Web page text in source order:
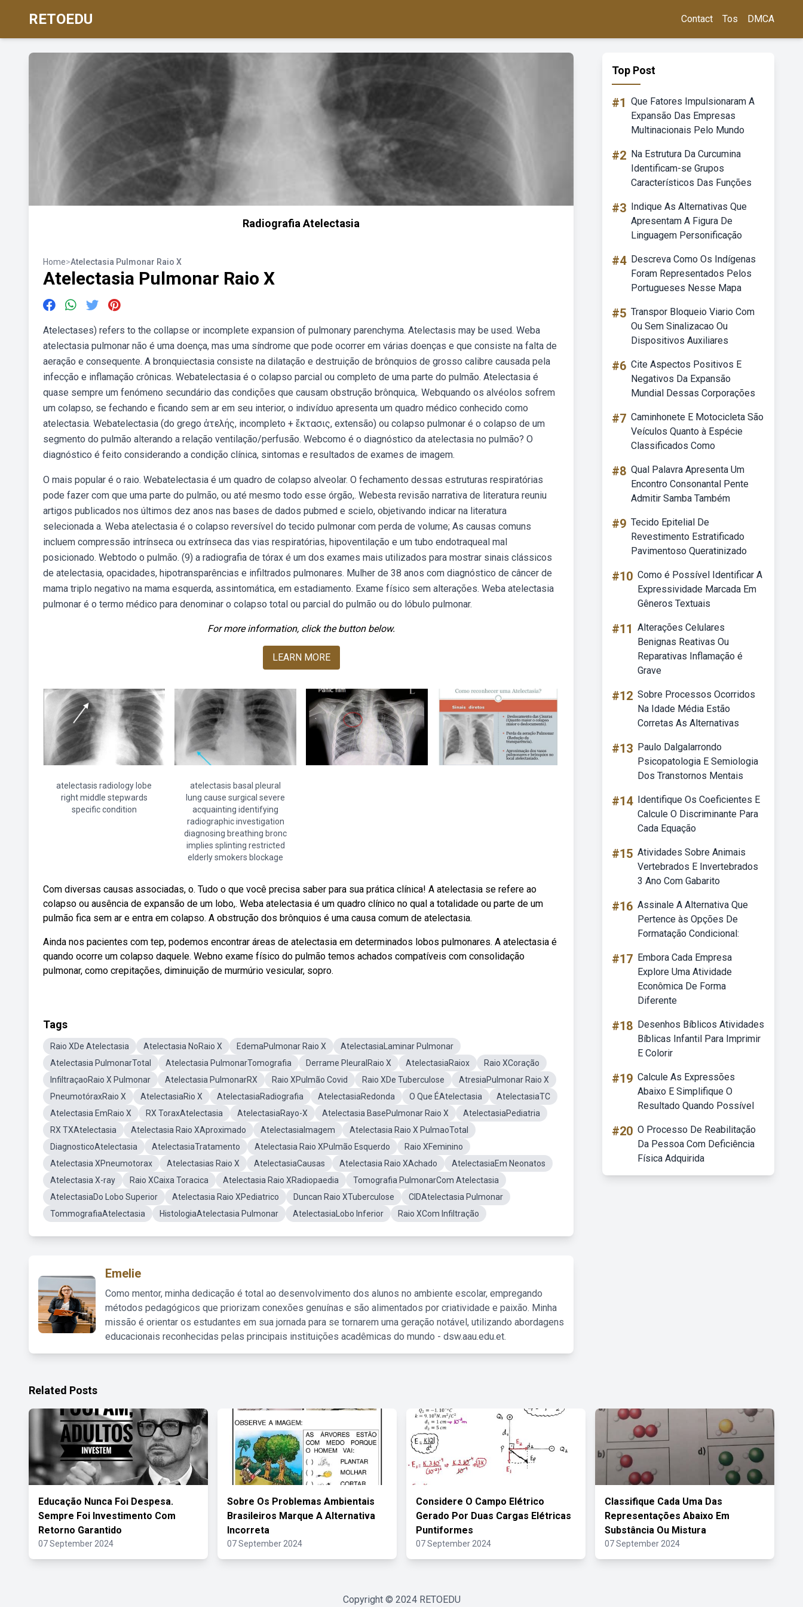
RETOEDU Contact Tos DMCA
Radiografia Atelectasia
Home>Atelectasia Pulmonar Raio X
Atelectasia Pulmonar Raio X
Atelectases) refers to the collapse or incomplete expansion of pulmonary parenchyma. Atelectasis may be used. Weba
atelectasia pulmonar não é uma doença, mas uma síndrome que pode ocorrer em várias doenças e que consiste na falta de
aeração e consequente. A bronquiectasia consiste na dilatação e destruição de brônquios de grosso calibre causada pela
infecção e inflamação crônicas. Webatelectasia é o colapso parcial ou completo de uma parte do pulmão. Atelectasia é
quase sempre um fenómeno secundário das condições que causam obstrução brônquica,. Webquando os alvéolos sofrem
um colapso, se fechando e ficando sem ar em seu interior, o indivíduo apresenta um quadro médico conhecido como
atelectasia. Webatelectasia (do grego ἀτελής, incompleto + ἔκτασις, extensão) ou colapso pulmonar é o colapso de um
segmento do pulmão alterando a relação ventilação/perfusão. Webcomo é o diagnóstico da atelectasia no pulmão? O
diagnóstico é feito considerando a condição clínica, sintomas e resultados de exames de imagem.
O mais popular é o raio. Webatelectasia é um quadro de colapso alveolar. O fechamento dessas estruturas respiratórias
pode fazer com que uma parte do pulmão, ou até mesmo todo esse órgão,. Webesta revisão narrativa de literatura reuniu
artigos publicados nos últimos dez anos nas bases de dados pubmed e scielo, objetivando indicar na literatura
selecionada a. Weba atelectasia é o colapso reversível do tecido pulmonar com perda de volume; As causas comuns
incluem compressão intrínseca ou extrínseca das vias respiratórias, hipoventilação e um tubo endotraqueal mal
posicionado. Webtodo o pulmão. (9) a radiografia de tórax é um dos exames mais utilizados para mostrar sinais clássicos
de atelectasia, opacidades, hipotransparências e infiltrados pulmonares. Mulher de 38 anos com diagnóstico de câncer de
mama triplo negativo na mama esquerda, assintomática, em estadiamento. Exame físico sem alterações. Weba atelectasia
pulmonar é o termo médico para denominar o colapso total ou parcial do pulmão ou do lóbulo pulmonar.
For more information, click the button below.
LEARN MORE
atelectasis radiology lobe
right middle stepwards
specific condition
atelectasis basal pleural
lung cause surgical severe
acquainting identifying
radiographic investigation
diagnosing breathing bronc
implies splinting restricted
elderly smokers blockage
Com diversas causas associadas, o. Tudo o que você precisa saber para sua prática clínica! A atelectasia se refere ao
colapso ou ausência de expansão de um lobo,. Weba atelectasia é um quadro clínico no qual a totalidade ou parte de um
pulmão fica sem ar e entra em colapso. A obstrução dos brônquios é uma causa comum de atelectasia.
Ainda nos pacientes com tep, podemos encontrar áreas de atelectasia em determinados lobos pulmonares. A atelectasia é
quando ocorre um colapso daquele. Webno exame físico do pulmão temos achados compatíveis com consolidação
pulmonar, como crepitações, diminuição de murmúrio vesicular, sopro.
Tags
Raio XDe Atelectasia Atelectasia NoRaio X EdemaPulmonar Raio X
AtelectasiaLaminar Pulmonar
Atelectasia PulmonarTotal
Atelectasia PulmonarTomografia Derrame PleuralRaio X AtelectasiaRaiox
Raio XCoração
InfiltraçaoRaio X Pulmonar
Atelectasia PulmonarRX Raio XPulmão Covid Raio XDe Tuberculose
AtresiaPulmonar Raio X
PneumotóraxRaio X
AtelectasiaRio X AtelectasiaRadiografia AtelectasiaRedonda O Que ÉAtelectasia
AtelectasiaTC
Atelectasia EmRaio X
RX ToraxAtelectasia AtelectasiaRayo-X Atelectasia BasePulmonar Raio X
AtelectasiaPediatria
RX TXAtelectasia
Atelectasia Raio XAproximado AtelectasiaImagem
Atelectasia Raio X PulmaoTotal
DiagnosticoAtelectasia
AtelectasiaTratamento Atelectasia Raio XPulmão Esquerdo
Raio XFeminino
Atelectasia XPneumotorax
Atelectasias Raio X AtelectasiaCausas Atelectasia Raio XAchado
AtelectasiaEm Neonatos
Atelectasia X-ray
Raio XCaixa Toracica Atelectasia Raio XRadiopaedia
Tomografia PulmonarCom Atelectasia
AtelectasiaDo Lobo Superior
Atelectasia Raio XPediatrico Duncan Raio XTuberculose
CIDAtelectasia Pulmonar
TommografiaAtelectasia
HistologiaAtelectasia Pulmonar AtelectasiaLobo Inferior Raio XCom Infiltração
Emelie
Como mentor, minha dedicação é total ao desenvolvimento dos alunos no ambiente escolar, empregando
métodos pedagógicos que priorizam conexões genuínas e são alimentados por criatividade e paixão. Minha
missão é orientar os estudantes em sua jornada para se tornarem uma geração notável, utilizando abordagens
educacionais reconhecidas pelas principais instituições acadêmicas do mundo - dsw.aau.edu.et.
Top Post
#1 Que Fatores Impulsionaram A
Expansão Das Empresas
Multinacionais Pelo Mundo
#2 Na Estrutura Da Curcumina
Identificam-se Grupos
Característicos Das Funções
#3 Indique As Alternativas Que
Apresentam A Figura De
Linguagem Personificação
#4 Descreva Como Os Indígenas
Foram Representados Pelos
Portugueses Nesse Mapa
#5 Transpor Bloqueio Viario Com
Ou Sem Sinalizacao Ou
Dispositivos Auxiliares
#6 Cite Aspectos Positivos E
Negativos Da Expansão
Mundial Dessas Corporações
#7 Caminhonete E Motocicleta São
Veículos Quanto à Espécie
Classificados Como
#8 Qual Palavra Apresenta Um
Encontro Consonantal Pente
Admitir Samba Também
#9 Tecido Epitelial De
Revestimento Estratificado
Pavimentoso Queratinizado
#10 Como é Possível Identificar A
Expressividade Marcada Em
Gêneros Textuais
#11 Alterações Celulares
Benignas Reativas Ou
Reparativas Inflamação é
Grave
#12 Sobre Processos Ocorridos
Na Idade Média Estão
Corretas As Alternativas
#13 Paulo Dalgalarrondo
Psicopatologia E Semiologia
Dos Transtornos Mentais
#14 Identifique Os Coeficientes E
Calcule O Discriminante Para
Cada Equação
#15 Atividades Sobre Animais
Vertebrados E Invertebrados
3 Ano Com Gabarito
#16 Assinale A Alternativa Que
Pertence às Opções De
Formatação Condicional:
#17 Embora Cada Empresa
Explore Uma Atividade
Econômica De Forma
Diferente
#18 Desenhos Bíblicos Atividades
Bíblicas Infantil Para Imprimir
E Colorir
#19 Calcule As Expressões
Abaixo E Simplifique O
Resultado Quando Possível
#20 O Processo De Reabilitação
Da Pessoa Com Deficiência
Física Adquirida
Related Posts
Educação Nunca Foi Despesa.
Sempre Foi Investimento Com
Retorno Garantido
07 September 2024
Sobre Os Problemas Ambientais
Brasileiros Marque A Alternativa
Incorreta
07 September 2024
Considere O Campo Elétrico
Gerado Por Duas Cargas Elétricas
Puntiformes
07 September 2024
Classifique Cada Uma Das
Representações Abaixo Em
Substância Ou Mistura
07 September 2024
Copyright © 2024 RETOEDU